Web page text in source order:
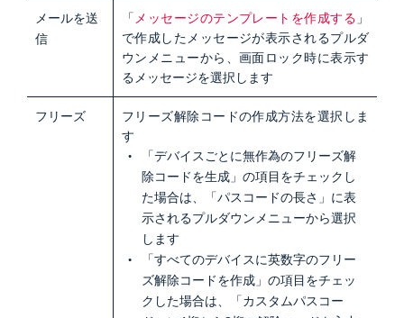
メールを送
信
「 メッセージのテンプレートを作成する 」
で作成したメッセージが表示されるプルダ
ウンメニューから、画面ロック時に表示す
るメッセージを選択します
フリーズ
フリーズ解除コードの作成方法を選択しま
す
「デバイスごとに無作為のフリーズ解
除コードを生成」の項目をチェックし
た場合は、「パスコードの長さ」に表
示されるプルダウンメニューから選択
します
「すべてのデバイスに英数字のフリー
ズ解除コードを作成」の項目をチェッ
クした場合は、「カスタムパスコー